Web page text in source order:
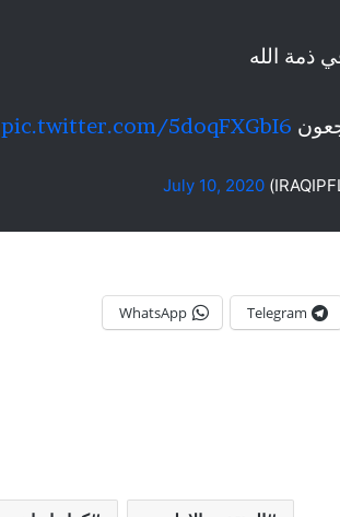
ذمة الله
pic.twitter.com/5doqFXGbI6
July 10, 2020
Telegram
WhatsApp